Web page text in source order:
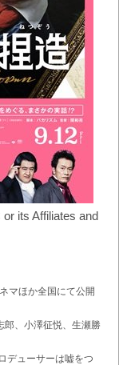
its Affiliates and
マほか全国にて公開
郎、小澤征悦、生瀬勝
デューサーは嘘をつ